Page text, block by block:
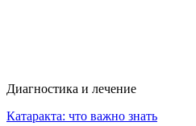
Диагностика и лечение
Катаракта: что важно знать